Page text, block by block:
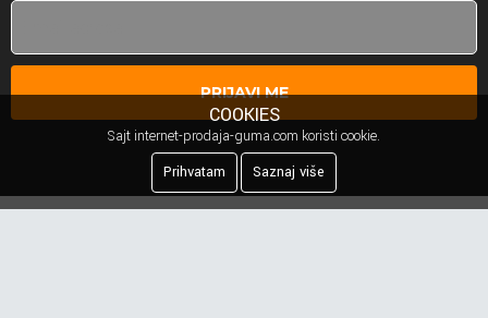
PRIJAVI ME
COOKIES
Sajt internet-prodaja-guma.com koristi cookie.
Prihvatam
Saznaj više